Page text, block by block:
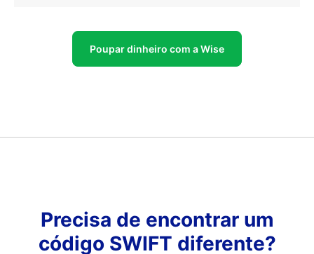
Poupar dinheiro com a Wise
Precisa de encontrar um
código SWIFT diferente?